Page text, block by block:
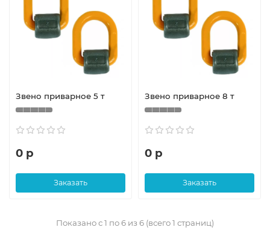
Звено приварное 5 т
0 р
Заказать
Звено приварное 8 т
0 р
Заказать
Показано с 1 по 6 из 6 (всего 1 страниц)